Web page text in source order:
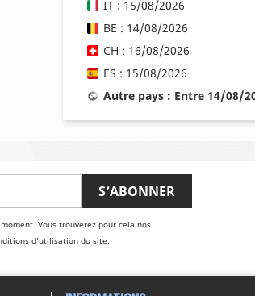
IT : 15/08/2026
BE : 14/08/2026
CH : 16/08/2026
ES : 15/08/2026
Autre pays : Entre 14/08/
Vous trouverez pour cela nos
d'utilisation du site.